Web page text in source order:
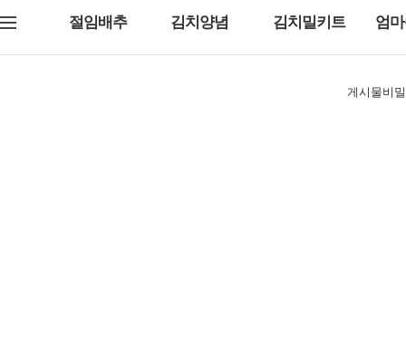
절임배추 김치양념 김치밀키트 엄
게시물비